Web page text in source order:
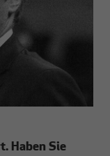
Haben Sie